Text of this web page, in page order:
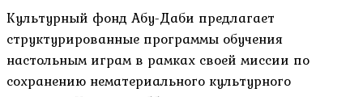
Культурный фонд Абу-Даби предлагает
структурированные программы обучения
настольным играм в рамках своей миссии по
сохранению нематериального культурного